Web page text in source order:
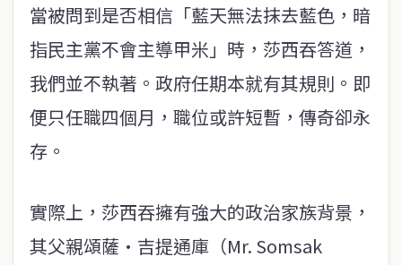
當被問到是否相信「藍天無法抹去藍色，暗
指民主黨不會主導甲米」時，莎西吞答道，
我們並不執著。政府任期本就有其規則。即
便只任職四個月，職位或許短暫，傳奇卻永
存。
實際上，莎西吞擁有強大的政治家族背景，
其父親頌薩·吉提通庫（Mr. Somsak